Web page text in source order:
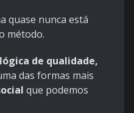
quase nunca está
método.
de qualidade,
das formas mais
que podemos